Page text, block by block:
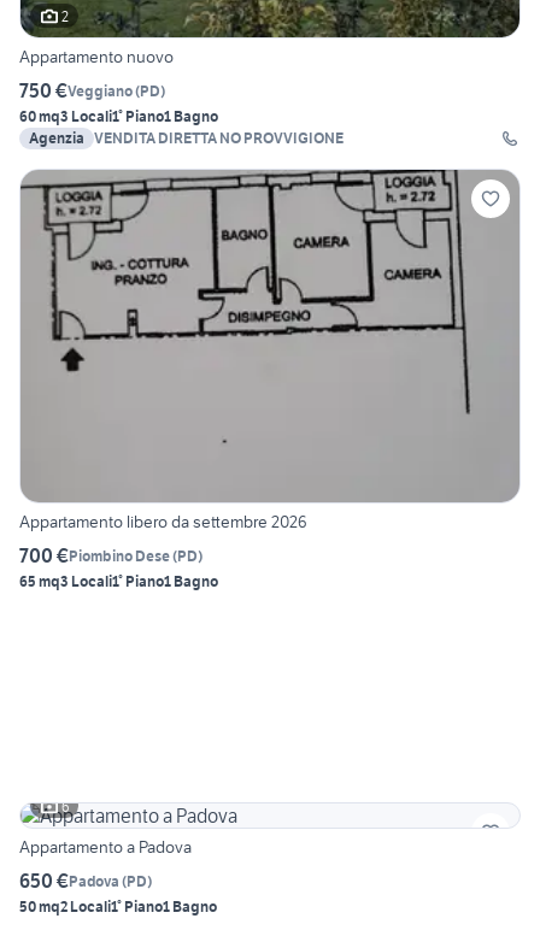
2
Appartamento nuovo
750 €Veggiano(PD)
60 mq3 Locali1° Piano1 Bagno
Agenzia VENDITA DIRETTA NO PROVVIGIONE
Appartamento libero da settembre 2026
700 €Piombino Dese(PD)
65 mq3 Locali1° Piano1 Bagno
6
Appartamento a Padova
650 €Padova (PD)
50 mq2 Locali1° Piano1 Bagno